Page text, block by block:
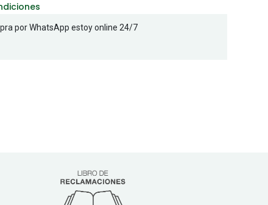
por WhatsApp estoy online 24/7